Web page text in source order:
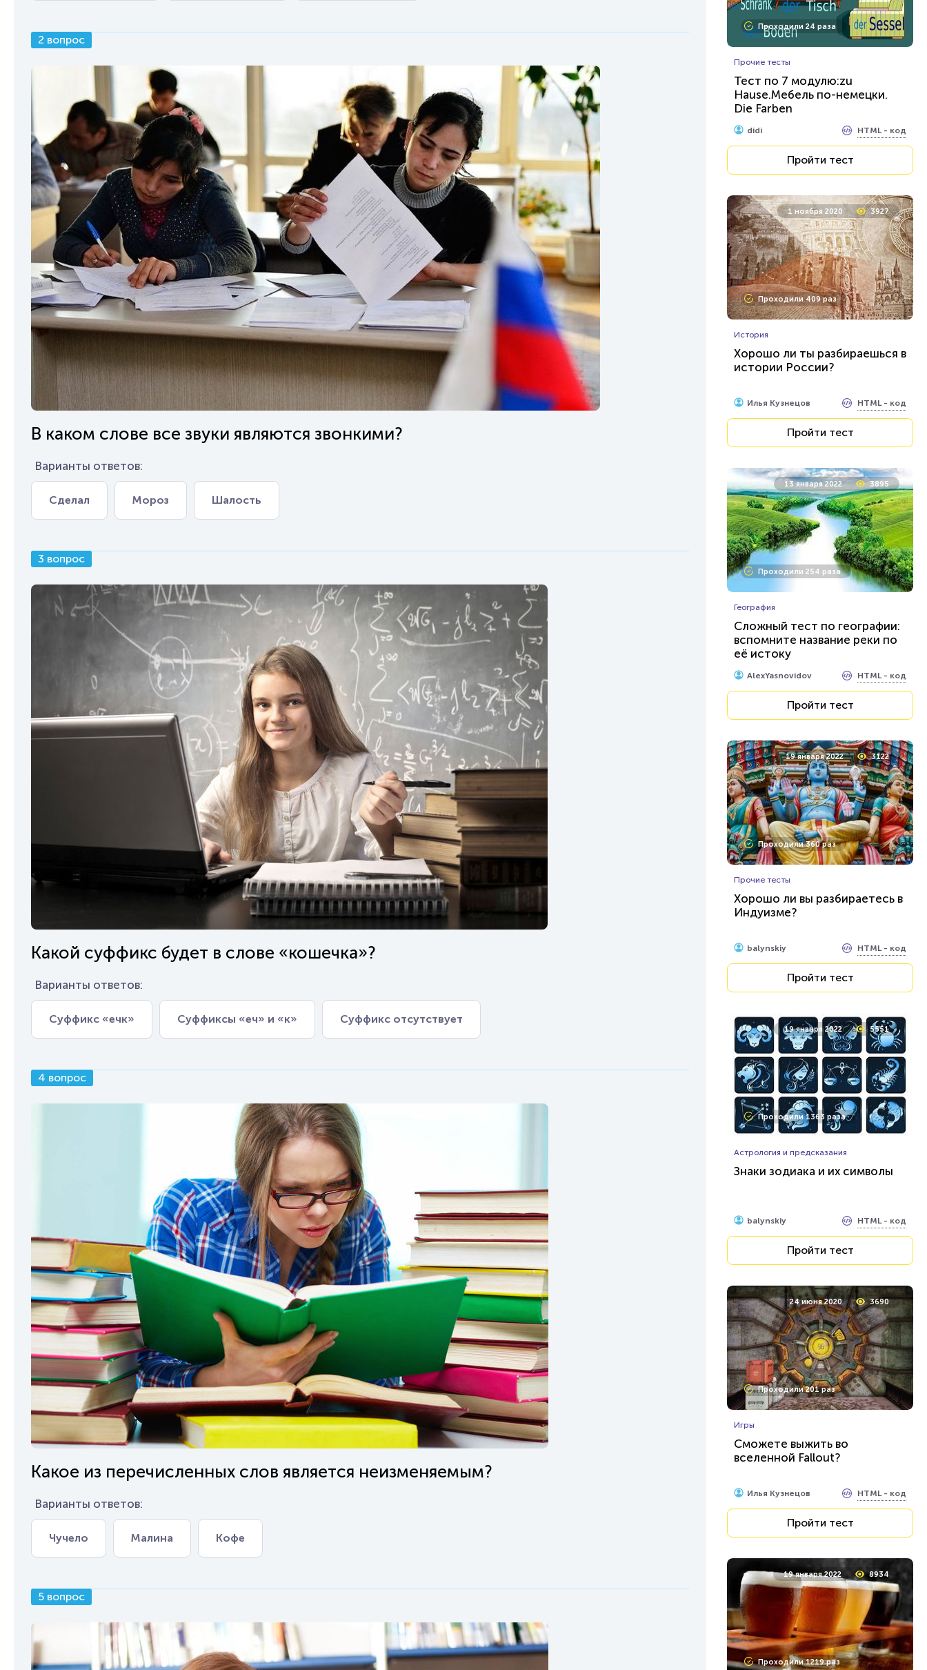
2 вопрос
В каком слове все звуки являются звонкими?
Варианты ответов:
Сделал Мороз Шалость
3 вопрос
Какой суффикс будет в слове «кошечка»?
Варианты ответов:
Суффикс «ечк» Суффиксы «еч» и «к» Суффикс отсутствует
4 вопрос
Какое из перечисленных слов является неизменяемым?
Варианты ответов:
Чучело Малина Кофе
5 вопрос
Проходили 24 раза
Прочие тесты
Тест по 7 модулю:zu
Нause.Мебель по-немецки.
Die Farben
didi HTML - код
Пройти тест
1 ноября 2020 3927
Проходили 409 раз
История
Хорошо ли ты разбираешься в
истории России?
Илья Кузнецов HTML - код
Пройти тест
13 января 2022 3895
Проходили 254 раза
География
Сложный тест по географии:
вспомните название реки по
её истоку
AlexYasnovidov HTML - код
Пройти тест
19 января 2022 3122
Проходили 360 раз
Прочие тесты
Хорошо ли вы разбираетесь в
Индуизме?
balynskiy HTML - код
Пройти тест
19 января 2022 5551
Проходили 1363 раза
Астрология и предсказания
Знаки зодиака и их символы
balynskiy HTML - код
Пройти тест
24 июня 2020 3690
Проходили 201 раз
Игры
Сможете выжить во
вселенной Fallout?
Илья Кузнецов HTML - код
Пройти тест
19 января 2022 8934
Проходили 1219 раз